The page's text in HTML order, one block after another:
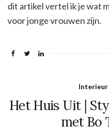
dit artikel vertel ik je wat
voor jonge vrouwen zijn.
Het Huis Uit |
met Bo